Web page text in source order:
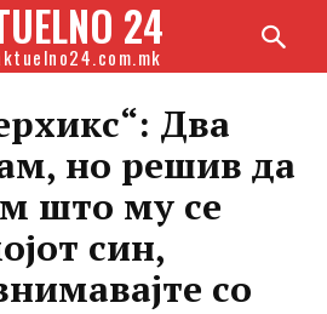
24
Два
но решив да
што му се
син,
со